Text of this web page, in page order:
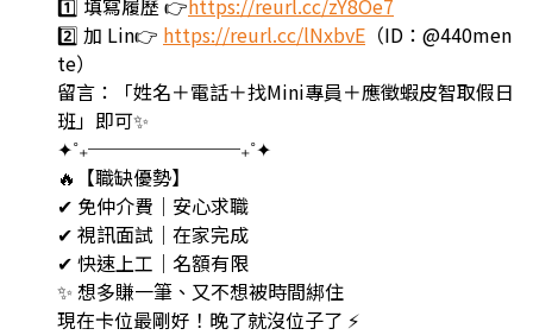
1️⃣ 填寫履歷 👉https://reurl.cc/zY8Oe7
2️⃣ 加 Lin👉 https://reurl.cc/lNxbvE （ID：@440men
te）
留言：「姓名＋電話＋找Mini專員＋應徵蝦皮智取假日
班」即可✨
✦˚₊────────₊˚✦
🔥【職缺優勢】
✔ 免仲介費｜安心求職
✔ 視訊面試｜在家完成
✔ 快速上工｜名額有限
✨ 想多賺一筆、又不想被時間綁住
現在卡位最剛好！晚了就沒位子了 ⚡